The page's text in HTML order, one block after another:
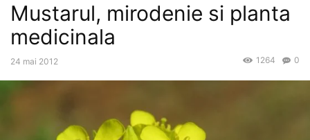
Mustarul, mirodenie si planta
medicinala
24 mai 2012 0
1264